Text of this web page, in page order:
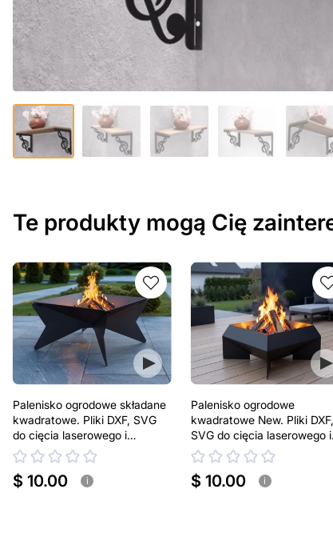
Te produkty mogą Cię
Palenisko ogrodowe składane
kwadratowe. Pliki DXF, SVG
do cięcia laserowego i
plazmowego
$ 10.00 i
Palenisko ogrodowe
kwadratowe New. Pliki DXF,
SVG do cięcia laserowego i
plazmowego
$ 10.00 i